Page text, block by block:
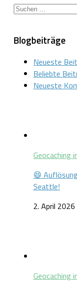
Suchen
Blogbeiträge
Neueste
Beliebte
Neueste
Geocaching
😄
Seattle!
2. April 2026
Geocaching